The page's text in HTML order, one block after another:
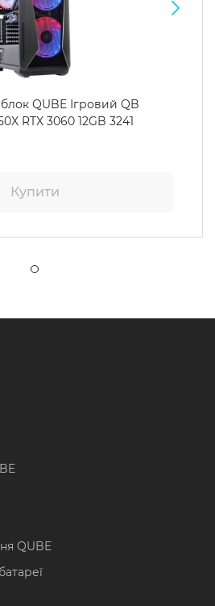
QUBE Ігровий QB
RTX 3060 12GB 3241
Купити
QUBE